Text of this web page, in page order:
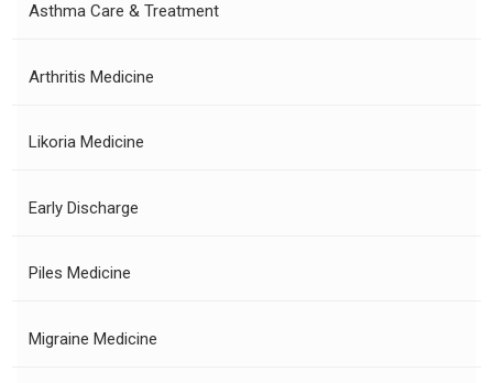
Asthma Care & Treatment
Arthritis Medicine
Likoria Medicine
Early Discharge
Piles Medicine
Migraine Medicine